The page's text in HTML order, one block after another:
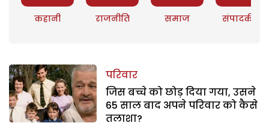
कहानी राजनीति समाज संपादकीय
परिवार
जिस बच्चे को छोड़ दिया गया, उसने
65 साल बाद अपने परिवार को कैसे
तलाशा?